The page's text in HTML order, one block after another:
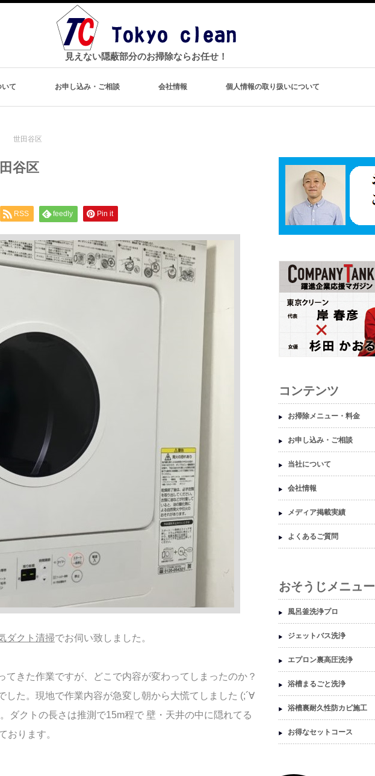
見えない隠蔽部分のお掃除ならお任せ！
いて お申し込み・ご相談 会社情報 個人情報の取り扱いについて
世田谷区
谷区
RSS feedly Pin it
ダクト清掃でお伺い致しました。
きた作業ですが、どこで内容が変わって しまったのか？
た。 現地で作業内容が急変し朝から大慌てしました (;´∀
ダクトの長さは推測で15m程で 壁・天井の中に隠れてる
おります。
コンテンツ
お掃除メニュー・料金
お申し込み・ご相談
当社について
会社情報
メディア掲載実績
よくあるご質問
おそうじメニュー
風呂釜洗浄プロ
ジェットバス洗浄
エプロン裏高圧洗浄
浴槽まるごと洗浄
浴槽裏耐久性防カビ施工
お得なセットコース